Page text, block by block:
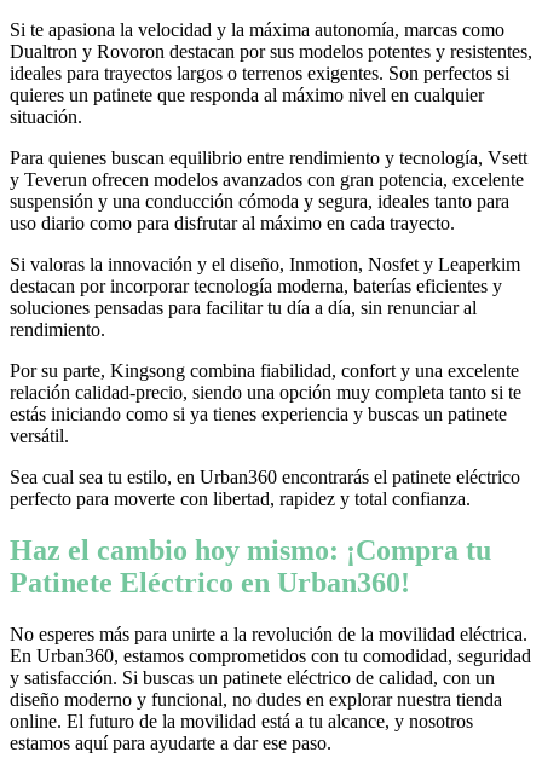
Si te apasiona la velocidad y la máxima autonomía, marcas como
Dualtron y Rovoron destacan por sus modelos potentes y resistentes,
ideales para trayectos largos o terrenos exigentes. Son perfectos si
quieres un patinete que responda al máximo nivel en cualquier
situación.
Para quienes buscan equilibrio entre rendimiento y tecnología, Vsett
y Teverun ofrecen modelos avanzados con gran potencia, excelente
suspensión y una conducción cómoda y segura, ideales tanto para
uso diario como para disfrutar al máximo en cada trayecto.
Si valoras la innovación y el diseño, Inmotion, Nosfet y Leaperkim
destacan por incorporar tecnología moderna, baterías eficientes y
soluciones pensadas para facilitar tu día a día, sin renunciar al
rendimiento.
Por su parte, Kingsong combina fiabilidad, confort y una excelente
relación calidad-precio, siendo una opción muy completa tanto si te
estás iniciando como si ya tienes experiencia y buscas un patinete
versátil.
Sea cual sea tu estilo, en Urban360 encontrarás el patinete eléctrico
perfecto para moverte con libertad, rapidez y total confianza.
Haz el cambio hoy mismo: ¡Compra tu
Patinete Eléctrico en Urban360!
No esperes más para unirte a la revolución de la movilidad eléctrica.
En Urban360, estamos comprometidos con tu comodidad, seguridad
y satisfacción. Si buscas un patinete eléctrico de calidad, con un
diseño moderno y funcional, no dudes en explorar nuestra tienda
online. El futuro de la movilidad está a tu alcance, y nosotros
estamos aquí para ayudarte a dar ese paso.